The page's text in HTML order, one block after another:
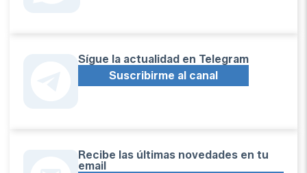
Sígue la actualidad en Telegram
Suscribirme al canal
Recibe las últimas novedades en tu
email